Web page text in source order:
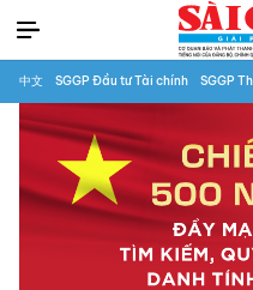
中文 SGGP Đầu tư Tài chính SGGP